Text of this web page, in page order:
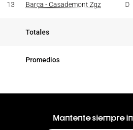
13 Barça - Casademont Zgz D
Totales
Promedios
Mantente siempre